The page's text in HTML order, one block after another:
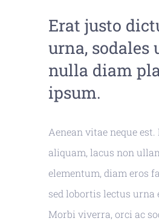
Erat justo
urna, sodales
nulla diam
ipsum.
Aenean vitae neque est.
aliquam, lacus non
elementum, diam eros
sed lobortis lectus urna
Morbi viverra, orci ac